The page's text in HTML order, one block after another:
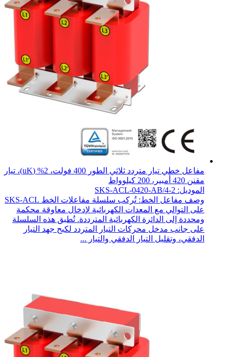
مفاعل خطي تيار متردد ثلاثي الطور 400 فولت، 2% (uK)، تيار
مقنن 420 أمبير، 200 كيلوواط
الموديل: SKS-ACL-0420-AB/4-2
وصف مفاعل الخط: تُركب سلسلة مفاعلات الخط SKS-ACL
على التوالي مع المعدات الكهربائية لإدخال معاوقة محكمة
ومحددة إلى الدائرة الكهربائية المترددة. تُطبق هذه السلسلة
على جانب مدخل محركات التيار المتردد لكبح جهد التيار
الدفقي، وتقليل التيار الدفقي والتيار ...